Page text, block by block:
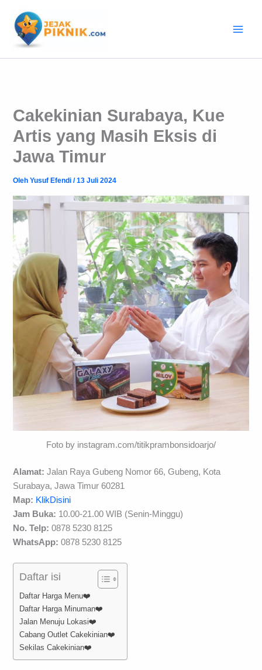
konten
Cakekinian Surabaya, Kue
Artis yang Masih Eksis di
Jawa Timur
OlehYusuf Efendi/13 Juli 2024
Foto by instagram.com/titikprambonsidoarjo/
Alamat: Jalan Raya Gubeng Nomor 66, Gubeng, Kota
Surabaya, Jawa Timur 60281
Map: KlikDisini
Jam Buka: 10.00-21.00 WIB (Senin-Minggu)
No. Telp: 0878 5230 8125
WhatsApp:0878 5230 8125
Daftar isi
Daftar Harga Menu❤️
Daftar Harga Minuman❤️
Jalan Menuju Lokasi❤️
Cabang Outlet Cakekinian❤️
Sekilas Cakekinian❤️